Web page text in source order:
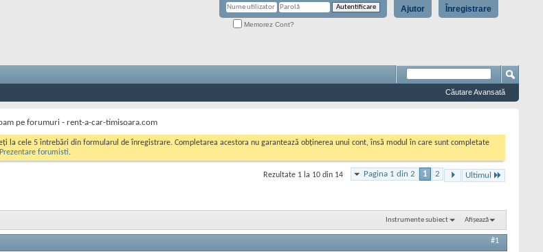
Înregistrare
Ajutor
Memorez Cont?
Căutare Avansată
pe forumuri - rent-a-car-timisoara.com
la cele 5 întrebări din formularul de înregistrare. Completarea acestora nu garantează obținerea unui cont, însă modul în care sunt completate
Prezentare forumisti.
Pagina 1 din 2 1 2 Ultimul
Rezultate 1 la 10 din 14
Instrumente subiect Afișează
#1